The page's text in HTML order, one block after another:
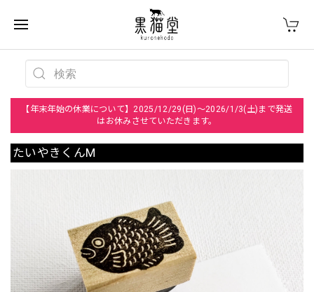
【年末年始の休業について】2025/12/29(日)～2026/1/3(土)まで発送
はお休みさせていただきます。
たいやきくんM